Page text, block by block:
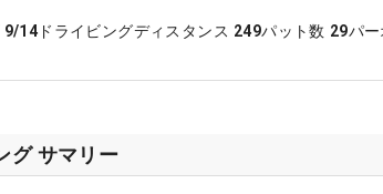
9/14 ドライビングディスタンス 249パット数 29パー
グ サマリー